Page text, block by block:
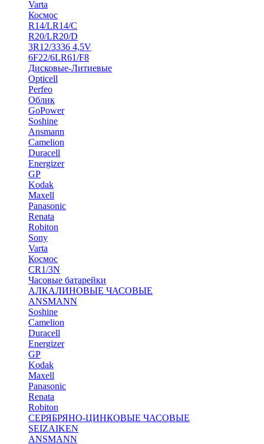
Varta
Космос
R14/LR14/C
R20/LR20/D
3R12/3336 4,5V
6F22/6LR61/F8
Дисковые-Литиевые
Opticell
Perfeo
Облик
GoPower
Soshine
Ansmann
Camelion
Duracell
Energizer
GP
Kodak
Maxell
Panasonic
Renata
Robiton
Sony
Varta
Космос
CR1/3N
Часовые батарейки
АЛКАЛИНОВЫЕ ЧАСОВЫЕ
ANSMANN
Soshine
Camelion
Duracell
Energizer
GP
Kodak
Maxell
Panasonic
Renata
Robiton
СЕРЯБРЯНО-ЦИНКОВЫЕ ЧАСОВЫЕ
SEIZAIKEN
ANSMANN